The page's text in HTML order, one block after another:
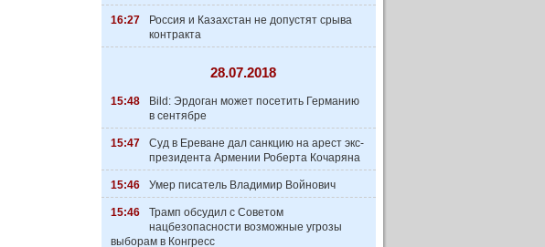
16:27
Россия и Казахстан не допустят срыва
контракта
28.07.2018
15:48
Bild: Эрдоган может посетить Германию
в сентябре
15:47
Суд в Ереване дал санкцию на арест экс-
президента Армении Роберта Кочаряна
15:46 Умер писатель Владимир Войнович
15:46
Трамп обсудил с Советом
нацбезопасности возможные угрозы
выборам в Конгресс